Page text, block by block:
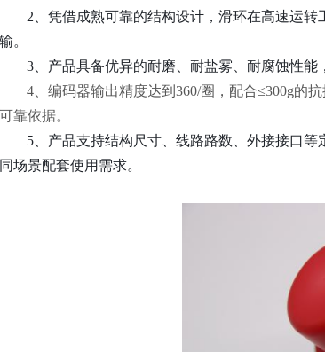
2、凭借成熟可靠的结构设计，滑环在高速运
输。
3、产品具备优异的耐磨、耐盐雾、耐腐蚀性能
4、编码器输出精度达到360/圈，配合≤300g的
可靠依据。
5、产品支持结构尺寸、线路路数、外接接口
同场景配套使用需求。